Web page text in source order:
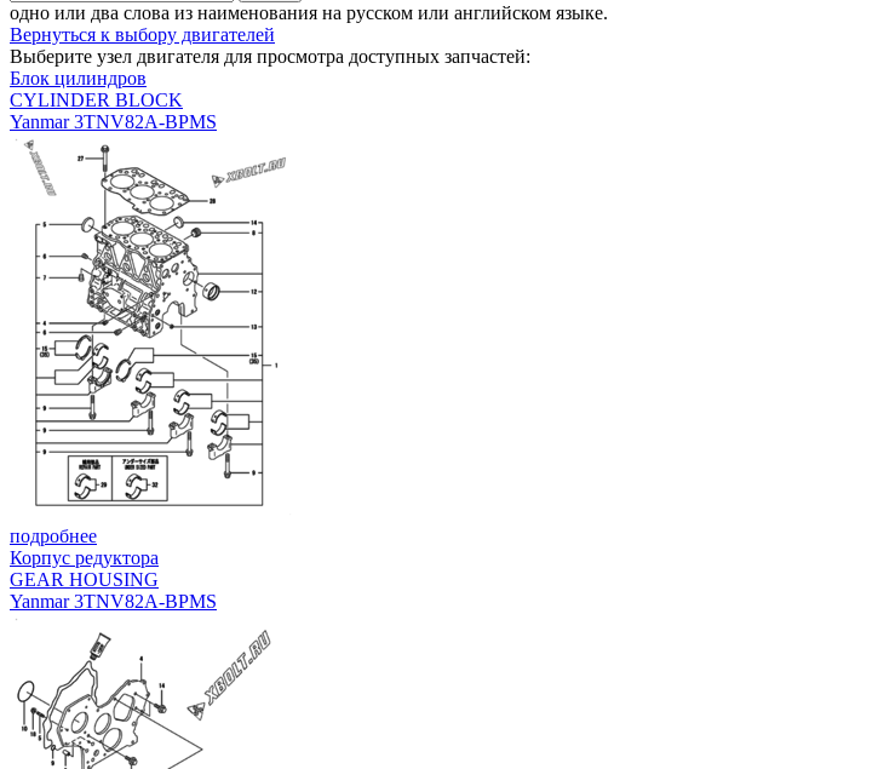
одно или два слова из наименования на русском или английском языке.
Вернуться к выбору двигателей
Выберите узел двигателя для просмотра доступных запчастей:
Блок цилиндров
CYLINDER BLOCK
Yanmar 3TNV82A-BPMS
подробнее
Корпус редуктора
GEAR HOUSING
Yanmar 3TNV82A-BPMS